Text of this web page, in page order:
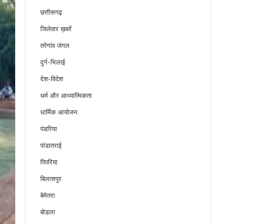
छत्तीसगढ़
जिलेवार ख़बरें
तरेगांव जंगल
दुर्ग-भिलाई
देश-विदेश
धर्म और आध्यात्मिकता
धार्मिक आयोजन
पंडरिया
पांडातराई
पिपरिया
बिलासपुर
बेमेतरा
बोडला